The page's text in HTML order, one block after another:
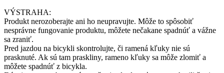
VÝSTRAHA:
Produkt nerozoberajte ani ho neupravujte. Môže to spôsobiť
nesprávne fungovanie produktu, môžete nečakane spadnúť a vážne
sa zraniť.
Pred jazdou na bicykli skontrolujte, či ramená kľuky nie sú
prasknuté. Ak sú tam praskliny, rameno kľuky sa môže zlomiť a
môžete spadnúť z bicykla.